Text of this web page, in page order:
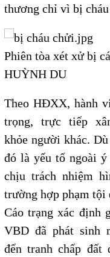
thương chỉ vì bị
Phiên tòa xét xử bị
HUỲNH DU
Theo HĐXX, hành
trọng, trực tiếp
khỏe người khác.
đó là yếu tố ngoài ý
chịu trách nhiệm
trường hợp phạm tội
Cáo trạng xác định
VBD đã phát sinh
đến tranh chấp đất